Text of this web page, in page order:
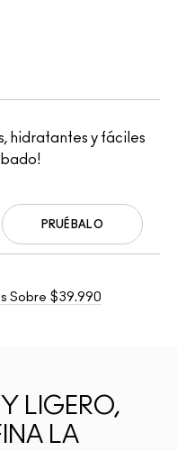
hidratantes y fáciles
PRUÉBALO
Sobre $39.990
LIGERO,
LA